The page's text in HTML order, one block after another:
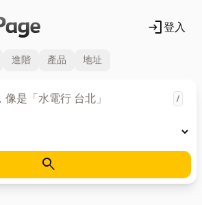
login登入
進階 產品 地址
/
search